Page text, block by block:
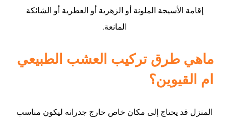
إقامة الأسيجة الملونة أو الزهرية أو العطرية أو الشائكة
المانعة.
ماهي طرق تركيب العشب الطبيعي
ام القيوين؟
المنزل قد يحتاج إلى مكان خاص خارج جدرانه ليكون مناسب